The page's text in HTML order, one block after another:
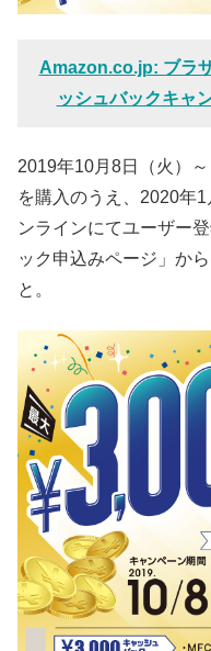
Amazon.co.jp: ブラ
ッシュバックキャ
2019年10月8日（火）
を購入のうえ、2020年
ンラインにてユーザー
ック申込みページ」か
と。